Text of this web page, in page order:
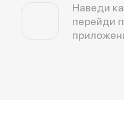
Наведи
перейди